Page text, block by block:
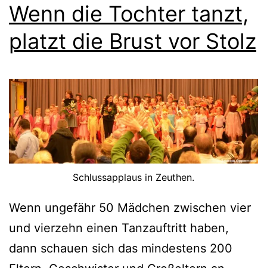
Wenn die Tochter tanzt,
platzt die Brust vor Stolz
Schlussapplaus in Zeuthen.
Wenn ungefähr 50 Mädchen zwischen vier
und vierzehn einen Tanzauftritt haben,
dann schauen sich das mindestens 200